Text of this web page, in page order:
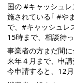
国の #キャッシュレ
施されている｢ #や
で、 #キャッシュレ
15時まで、相談待
事業者の方まだ間
来年４月まで、申請
今申請すると、12